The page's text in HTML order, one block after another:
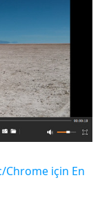
için En